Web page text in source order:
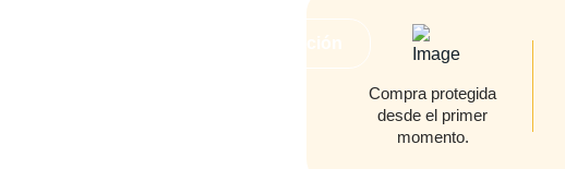
Compra protegida
desde el primer
momento.